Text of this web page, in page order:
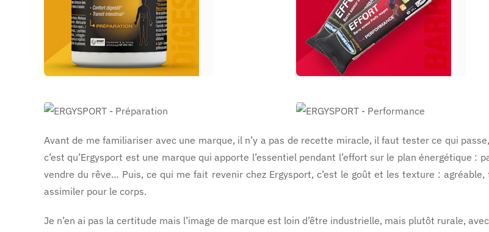
ERGYSPORT -
Préparation
OLiGOMAX
ERGYSPORT -
Performance Natural
Boost
Avant de me familiariser avec une marque, il n’y a pas de recette miracle, il faut tester ce qui
c’est qu’Ergysport est une marque qui apporte l’essentiel pendant l’effort sur le plan énergétique :
vendre du rêve… Puis, ce qui me fait revenir chez Ergysport, c’est le goût et les texture :
assimiler pour le corps.
Je n’en ai pas la certitude mais l’image de marque est loin d’être industrielle, mais plutôt rurale,